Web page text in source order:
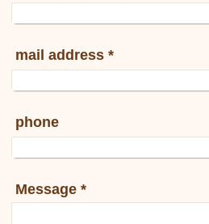
mail address *
phone
Message *